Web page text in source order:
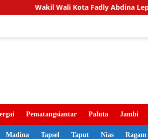
Wakil Wali Kota Fadly Abdina Lepas
Pematangsiantar Paluta Jambi
Madina Tapsel Taput Nias Ragam